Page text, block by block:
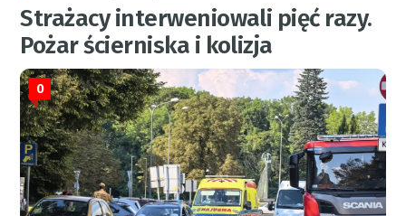
Strażacy interweniowali pięć razy.
Pożar ścierniska i kolizja
0